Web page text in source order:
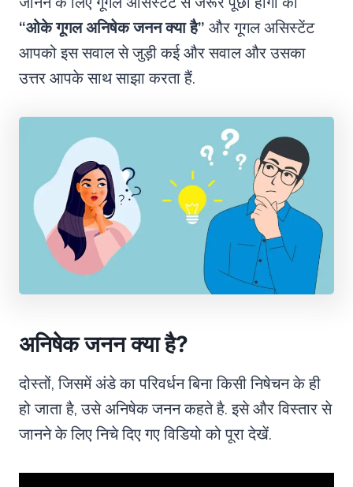
“ओके गूगल अनिषेक जनन क्या है” और गूगल असिस्टेंट
आपको इस सवाल से जुड़ी कई और सवाल और उसका
उत्तर आपके साथ साझा करता हैं.
अनिषेक जनन क्या है?
दोस्तों, जिसमें अंडे का परिवर्धन बिना किसी निषेचन के ही
हो जाता है, उसे अनिषेक जनन कहते है. इसे और विस्तार से
जानने के लिए निचे दिए गए विडियो को पूरा देखें.